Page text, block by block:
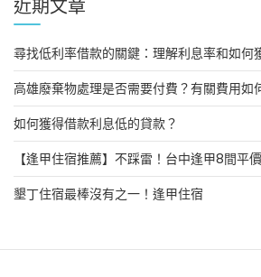
近期文章
尋找低利率借款的關鍵：理解利息率和如何
高雄廢棄物處理是否需要付費？有關費用如
如何獲得借款利息低的貸款？
【逢甲住宿推薦】不踩雷！台中逢甲8間平
墾丁住宿最棒沒有之一！逢甲住宿